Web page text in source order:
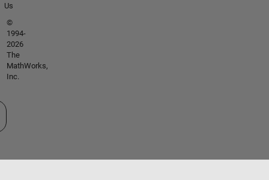
Us
©
1994-
2026
The
MathWorks,
Inc.
un site web